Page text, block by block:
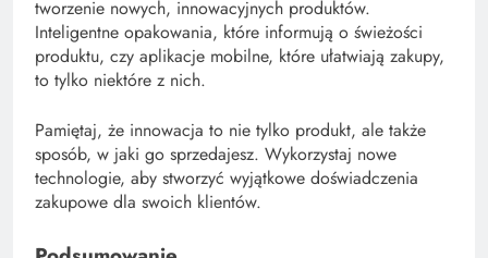
tworzenie nowych, innowacyjnych produktów.
Inteligentne opakowania, które informują o świeżości
produktu, czy aplikacje mobilne, które ułatwiają zakupy,
to tylko niektóre z nich.
Pamiętaj, że innowacja to nie tylko produkt, ale także
sposób, w jaki go sprzedajesz. Wykorzystaj nowe
technologie, aby stworzyć wyjątkowe doświadczenia
zakupowe dla swoich klientów.